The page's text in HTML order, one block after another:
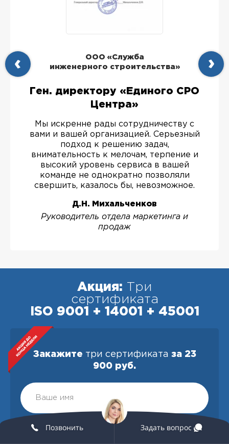
ООО «Служба
инженерного строительства»
Ген. директору «Единого СРО
Центра»
Мы искренне рады сотрудничеству с
вами и вашей организацией. Серьезный
подход к решению задач,
внимательность к мелочам, терпение и
высокий уровень сервиса в вашей
команде не однократно позволяли
свершить, казалось бы, невозможное.
Д.Н. Михальченков
Руководитель отдела маркетинга и
продаж
Акция: Три
сертификата
ISO 9001 + 14001 + 45001
Закажите три сертификата за 23
900 руб.
Позвонить Задать вопрос